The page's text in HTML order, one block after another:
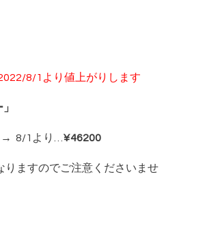
8/1より値上がりします
→ 8/1より…¥46200
りますのでご注意くださいませ